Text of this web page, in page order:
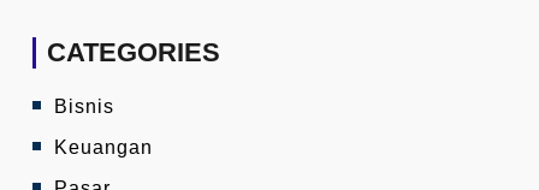
CATEGORIES
Bisnis
Keuangan